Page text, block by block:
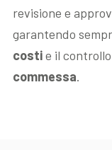
revisione e
garantendo
costie il
commessa.